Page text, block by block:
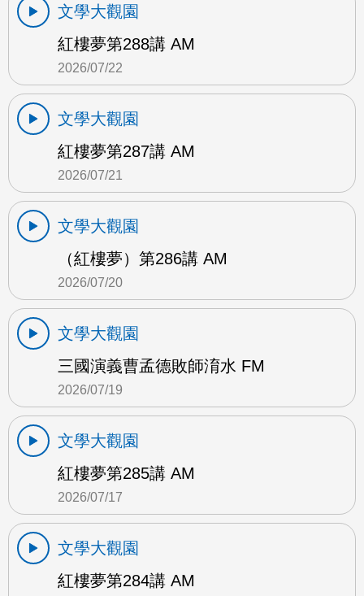
文學大觀園
紅樓夢第288講 AM
2026/07/22
文學大觀園
紅樓夢第287講 AM
2026/07/21
文學大觀園
（紅樓夢）第286講 AM
2026/07/20
文學大觀園
三國演義曹孟德敗師淯水 FM
2026/07/19
文學大觀園
紅樓夢第285講 AM
2026/07/17
文學大觀園
紅樓夢第284講 AM